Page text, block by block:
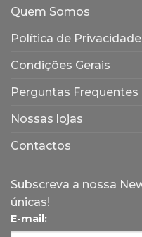
Quem Somos
Política de Privacidade
Condições Gerais
Perguntas Frequentes
Nossas lojas
Contactos
Subscreva a nossa
únicas!
E-mail: